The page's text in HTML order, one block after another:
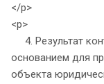
</p>
<p>
4. Результат
основанием для
объекта